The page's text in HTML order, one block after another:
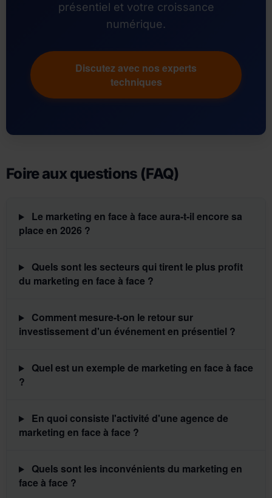
présentiel et votre croissance
numérique.
Discutez avec nos experts
techniques
Foire aux questions (FAQ)
Le marketing en face à face aura-t-il encore sa
place en 2026 ?
Quels sont les secteurs qui tirent le plus profit
du marketing en face à face ?
Comment mesure-t-on le retour sur
investissement d'un événement en présentiel ?
Quel est un exemple de marketing en face à face
?
En quoi consiste l'activité d'une agence de
marketing en face à face ?
Quels sont les inconvénients du marketing en
face à face ?